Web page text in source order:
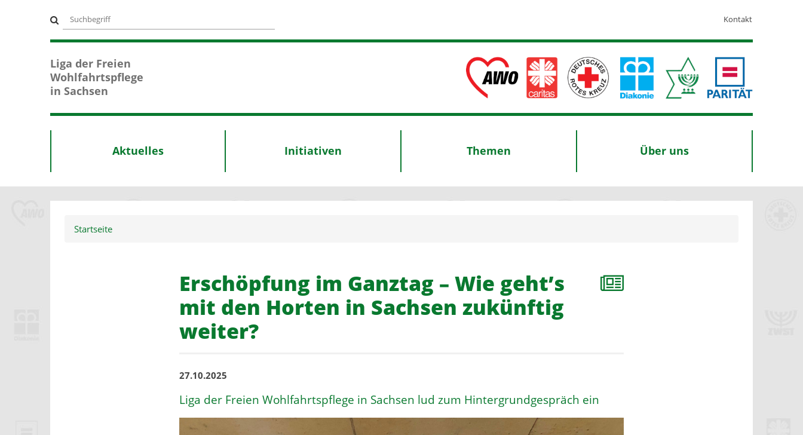
Suche
Suchbegriff Kontakt
Liga der Freien
Wohlfahrtspflege
in Sachsen
Aktuelles Initiativen Themen Über uns
Startseite
Erschöpfung im Ganztag – Wie geht’s
mit den Horten in Sachsen zukünftig
weiter?
27.10.2025
Liga der Freien Wohlfahrtspflege in Sachsen lud zum Hintergrundgespräch ein